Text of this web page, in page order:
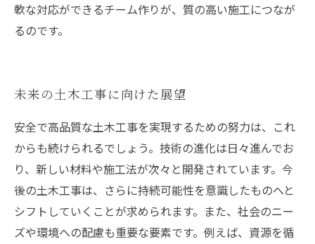
軟な対応ができるチーム作りが、質の高い施工につなが
るのです。
未来の土木工事に向けた展望
安全で高品質な土木工事を実現するための努力は、これ
からも続けられるでしょう。技術の進化は日々進んでお
り、新しい材料や施工法が次々と開発されています。今
後の土木工事は、さらに持続可能性を意識したものへと
シフトしていくことが求められます。また、社会のニー
ズや環境への配慮も重要な要素です。例えば、資源を循